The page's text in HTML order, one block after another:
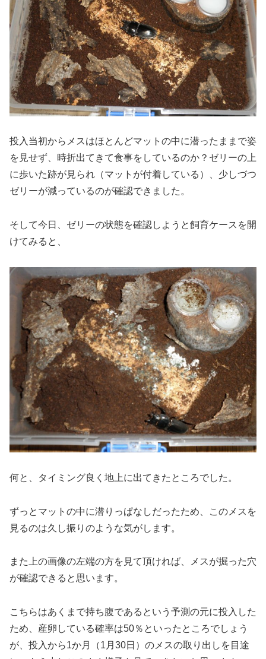
投入当初からメスはほとんどマットの中に潜ったままで姿
を見せず、時折出てきて食事をしているのか？ゼリーの上
に歩いた跡が見られ（マットが付着している）、少しづつ
ゼリーが減っているのが確認できました。
そして今日、ゼリーの状態を確認しようと飼育ケースを開
けてみると、
何と、タイミング良く地上に出てきたところでした。
ずっとマットの中に潜りっぱなしだったため、このメスを
見るのは久し振りのような気がします。
また上の画像の左端の方を見て頂ければ、メスが掘った穴
が確認できると思います。
こちらはあくまで持ち腹であるという予測の元に投入した
ため、産卵している確率は50％といったところでしょう
が、投入から1か月（1月30日）のメスの取り出しを目途